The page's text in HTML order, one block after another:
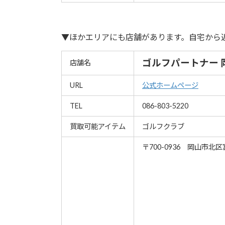
▼ほかエリアにも店舗があります。自宅から
店舗名 ゴルフパートナー
URL 公式ホームページ
TEL 086-803-5220
買取可能アイテム ゴルフクラブ
〒700-0936 岡山市北区